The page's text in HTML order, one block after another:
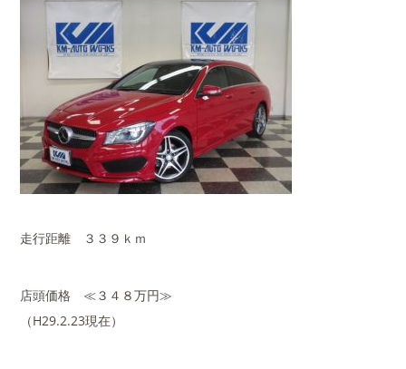
走行距離 ３３９ｋｍ
店頭価格 ≪３４８万円≫
（H29.2.23現在）